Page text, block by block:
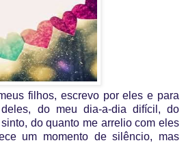
filhos, escrevo por eles e para
do meu dia-a-dia difícil, do
do quanto me arrelio com eles
um momento de silêncio, mas